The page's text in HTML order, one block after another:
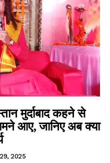
मुर्दाबाद कहने से
आए, जानिए अब क्या
2025